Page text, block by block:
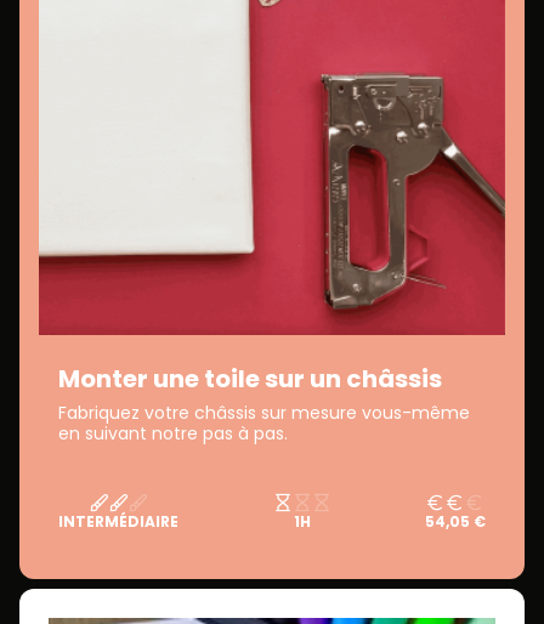
Monter une toile sur un châssis
Fabriquez votre châssis sur mesure vous-même
en suivant notre pas à pas.
INTERMÉDIAIRE 1H 54,05 €